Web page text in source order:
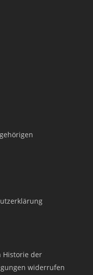
Historie der
widerrufen